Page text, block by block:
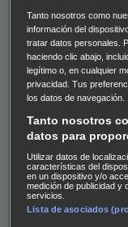
Hailey Dean
NCIS: Nueva
The Shield:
The
Chicago Fire
de personas
Ladrón de
AXN Masters
Nevers
defender a
Tanto nosotros como
información del
tratar datos personales.
haciendo clic abajo,
legítimo o, en cualquier
privacidad. Tus
los datos de navegación.
Tanto nosotros
datos para
Utilizar datos de
características del
en un dispositivo y/o
medición de publicidad y
servicios.
Lista de asociados